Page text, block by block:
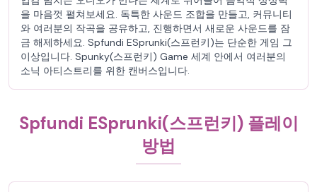
을 마음껏 펼쳐보세요. 독특한 사운드 조합을 만들고, 커뮤니티
와 여러분의 작곡을 공유하고, 진행하면서 새로운 사운드를 잠
금 해제하세요. Spfundi ESprunki(스프런키)는 단순한 게임 그
이상입니다. Spunky(스프런키) Game 세계 안에서 여러분의
소닉 아티스트리를 위한 캔버스입니다.
Spfundi ESprunki(스프런키) 플레이
방법